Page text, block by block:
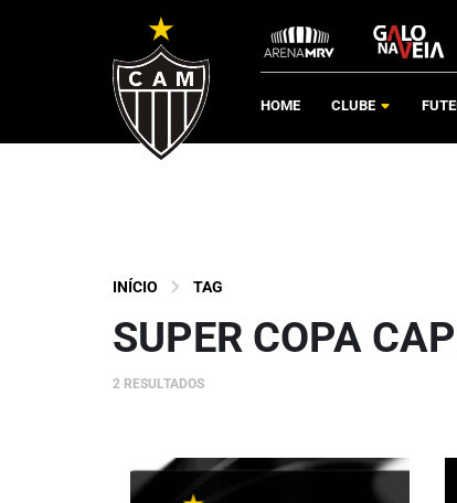
HOME CLUBE
INÍCIO TAG
SUPER COPA
2 RESULTADOS